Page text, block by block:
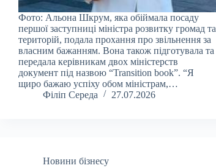
Фото: Альона Шкрум, яка обіймала посаду
першої заступниці міністра розвитку громад та
територій, подала прохання про звільнення за
власним бажанням. Вона також підготувала та
передала керівникам двох міністерств
документ під назвою “Transition book”. “Я
щиро бажаю успіху обом міністрам,…
Філіп Середа
27.07.2026
Новини бізнесу